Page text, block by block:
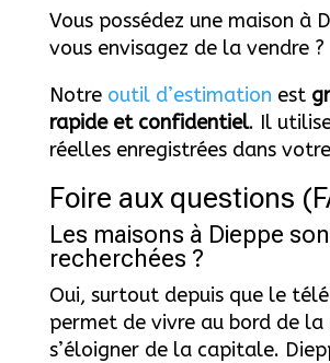
Vous possédez une maison à
vous envisagez de la vendre ?
Notre outil d’estimation est
rapide et confidentiel. Il
réelles enregistrées dans
Foire aux questions
Les maisons à Dieppe
recherchées ?
Oui, surtout depuis que le
permet de vivre au bord de la
s’éloigner de la capitale.